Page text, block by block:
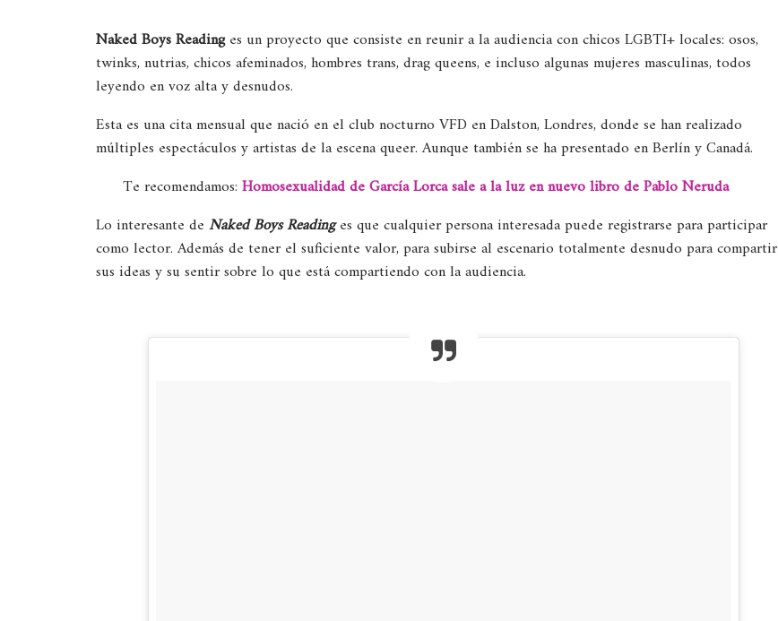
Naked Boys Readinges un proyecto que consiste en reunir a la audiencia con chicos LGBTI+ locales: osos,
twinks, nutrias, chicos afeminados, hombres trans, drag queens, e incluso algunas mujeres masculinas, todos
leyendo en voz alta y desnudos.
Esta es una cita mensual que nació en el club nocturno VFD en Dalston, Londres, donde se han realizado
múltiples espectáculos y artistas de la escena queer. Aunque también se ha presentado en Berlín y Canadá.
Te recomendamos: Homosexualidad de García Lorca sale a la luz en nuevo libro de Pablo Neruda
Lo interesante de Naked Boys Readinges que cualquier persona interesada puede registrarse para participar
como lector. Además de tener el suficiente valor, para subirse al escenario totalmente desnudo para compartir
sus ideas y su sentir sobre lo que está compartiendo con la audiencia.